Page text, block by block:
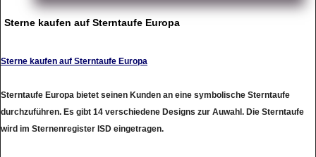
Sterne kaufen auf Sterntaufe Europa
Sterne kaufen auf Sterntaufe Europa
Sterntaufe Europa bietet seinen Kunden an eine symbolische Sterntaufe
durchzuführen. Es gibt 14 verschiedene Designs zur Auwahl. Die Sterntaufe
wird im Sternenregister ISD eingetragen.